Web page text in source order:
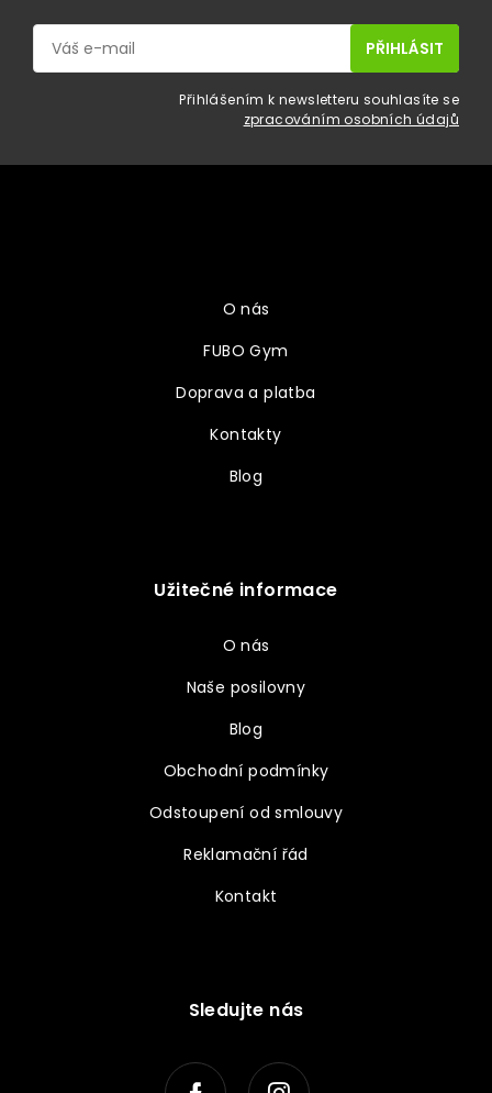
Přihlášením k newsletteru souhlasíte se
zpracováním osobních údajů
O nás
FUBO Gym
Doprava a platba
Kontakty
Blog
Užitečné informace
O nás
Naše posilovny
Blog
Obchodní podmínky
Odstoupení od smlouvy
Reklamační řád
Kontakt
Sledujte nás